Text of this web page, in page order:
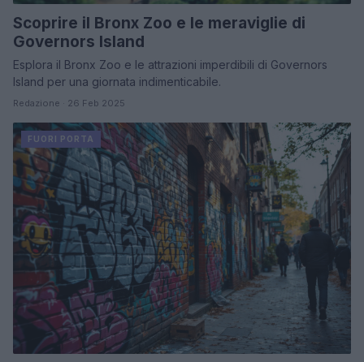
Scoprire il Bronx Zoo e le meraviglie di
Governors Island
Esplora il Bronx Zoo e le attrazioni imperdibili di Governors
Island per una giornata indimenticabile.
Redazione · 26 Feb 2025
FUORI PORTA